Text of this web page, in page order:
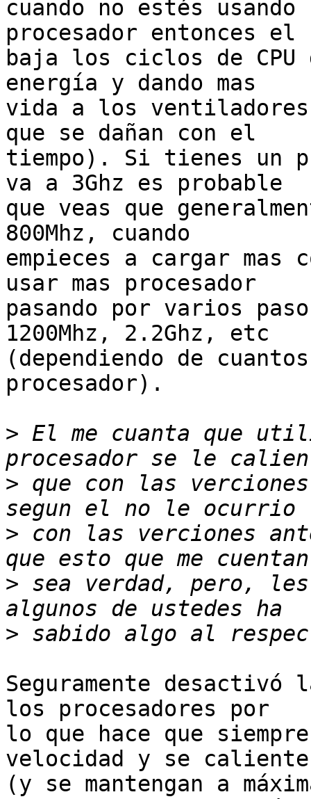
cuando no estés
procesador entonces el
baja los ciclos de CPU
energía y dando mas
vida a los ventiladores
que se dañan con el
tiempo). Si tienes un
va a 3Ghz es probable
que veas que
800Mhz, cuando
empieces a cargar mas
usar mas procesador
pasando por varios
1200Mhz, 2.2Ghz, etc
(dependiendo de
procesador).
> El me cuanta que
> que con las
> con las verciones
> sea verdad, pero,
>
Seguramente
los procesadores por
lo que hace que
velocidad y se
(y se mantengan a